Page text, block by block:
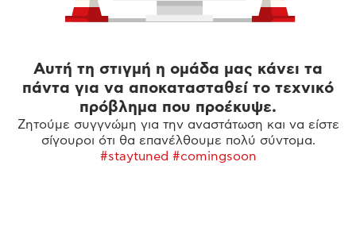
Αυτή τη στιγμή η ομάδα μας κάνει τα
πάντα για να αποκατασταθεί το τεχνικό
πρόβλημα που προέκυψε.
Ζητούμε συγγνώμη για την αναστάτωση και να είστε
σίγουροι ότι θα επανέλθουμε πολύ σύντομα.
#staytuned #comingsoon